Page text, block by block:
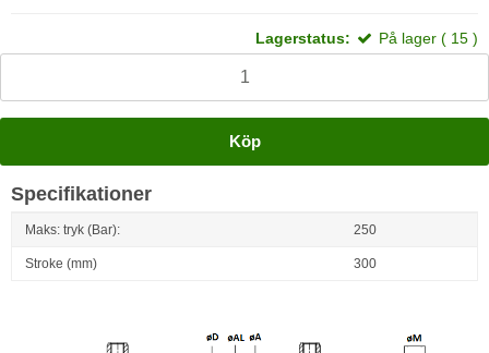
Lagerstatus: På lager ( 15 )
Köp
Specifikationer
Maks: tryk (Bar): 250
Stroke (mm) 300